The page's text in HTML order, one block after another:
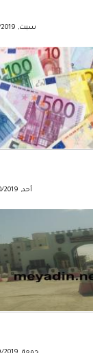
سبت, 21/12/2019 - 11:41
أحد, 06/10/2019 - 12:07